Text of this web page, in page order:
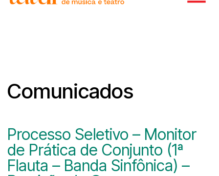
Comunicados
Processo Seletivo – Monitor
de Prática de Conjunto (1ª
Flauta – Banda Sinfônica) –